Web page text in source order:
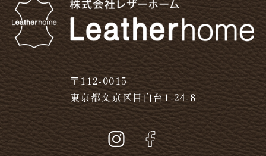
〒112-0015
東京都文京区目白台1-24-8